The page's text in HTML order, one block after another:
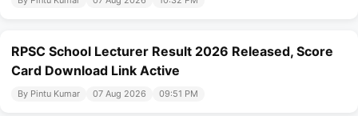
RPSC School Lecturer Result 2026 Released, Score
Card Download Link Active
By Pintu Kumar 07 Aug 2026 09:51 PM